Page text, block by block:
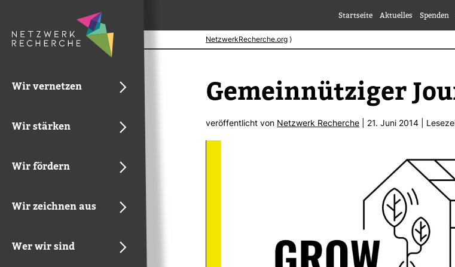
Wir vernetzen
Wir stärken
Wir fördern
Wir zeichnen aus
Wer wir sind
Startseite Aktuelles Spenden
NetzwerkRecherche.org ⟩
Gemein­nüt­ziger
ver­öf­fent­licht von Netz­werk Recherche | 21. Juni 2014 |